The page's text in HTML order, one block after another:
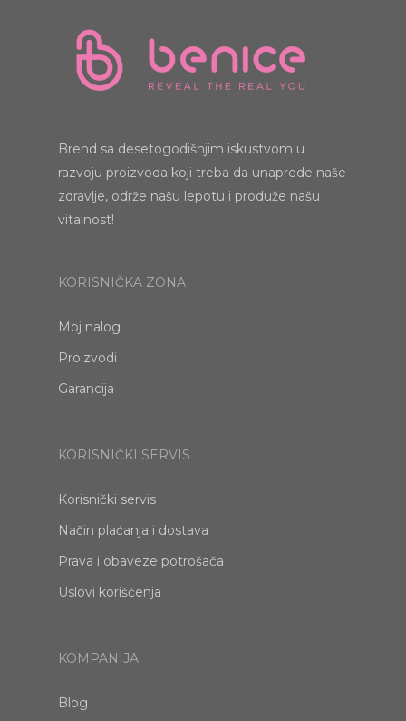
Brend sa desetogodišnjim iskustvom u
razvoju proizvoda koji treba da unaprede naše
zdravlje, održe našu lepotu i produže našu
vitalnost!
KORISNIČKA ZONA
Moj nalog
Proizvodi
Garancija
KORISNIČKI SERVIS
Korisnički servis
Način plaćanja i dostava
Prava i obaveze potrošača
Uslovi korišćenja
KOMPANIJA
Blog